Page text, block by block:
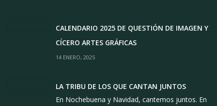
CALENDARIO 2025 DE QUESTIÓN DE IMAGEN Y
CÍCERO ARTES GRÁFICAS
14 ENERO, 2025
LA TRIBU DE LOS QUE CANTAN JUNTOS
En Nochebuena y Navidad, cantemos juntos. En